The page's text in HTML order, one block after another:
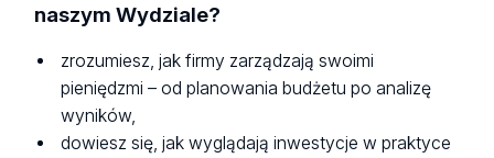
naszym Wydziale?
zrozumiesz, jak firmy zarządzają swoimi
pieniędzmi – od planowania budżetu po analizę
wyników,
dowiesz się, jak wyglądają inwestycje w praktyce